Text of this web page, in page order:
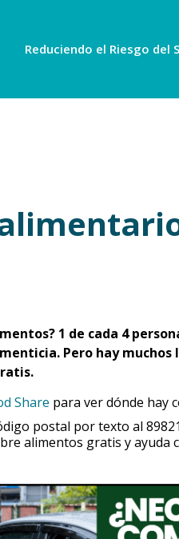
Reduciendo el Riesgo del
1 de cada 4
Pero hay muchos
Share para ver dónde hay
postal por texto al
alimentos gratis y ayuda